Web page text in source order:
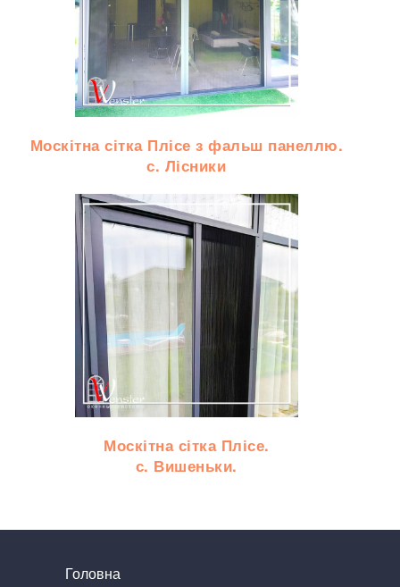
Москітна сітка Плісе з фальш панеллю.
с. Лісники
Москітна сітка Плісе.
с. Вишеньки.
Головна